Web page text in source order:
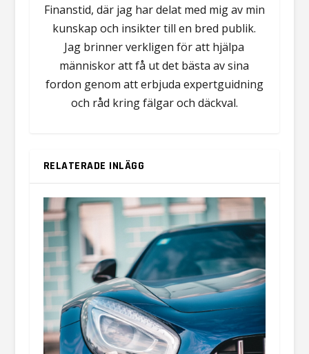
Finanstid, där jag har delat med mig av min
kunskap och insikter till en bred publik.
Jag brinner verkligen för att hjälpa
människor att få ut det bästa av sina
fordon genom att erbjuda expertguidning
och råd kring fälgar och däckval.
RELATERADE INLÄGG